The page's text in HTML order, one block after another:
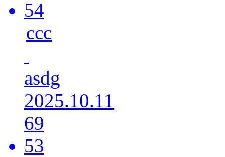
54
ccc
asdg
2025.10.11
69
53